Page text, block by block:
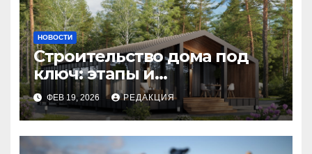
НОВОСТИ
Строительство дома под
ключ: этапы и
планирование бюджета
ФЕВ 19, 2026 РЕДАКЦИЯ